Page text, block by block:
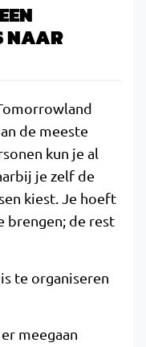
NAAR
de meeste
kun je al
je zelf de
kiest. Je hoeft
brengen; de rest
te organiseren
meegaan